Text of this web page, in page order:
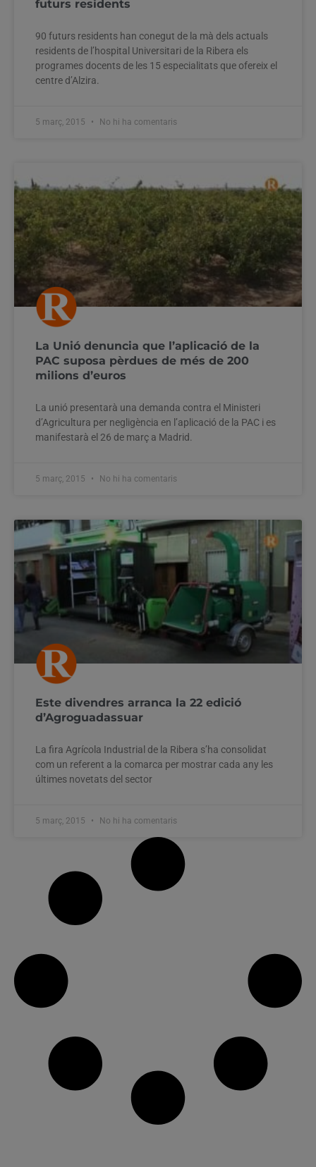
futurs residents
90 futurs residents han conegut de la mà dels actuals
residents de l’hospital Universitari de la Ribera els
programes docents de les 15 especialitats que ofereix el
centre d’Alzira.
5 març, 2015 No hi ha comentaris
La Unió denuncia que l’aplicació de la
PAC suposa pèrdues de més de 200
milions d’euros
La unió presentarà una demanda contra el Ministeri
d’Agricultura per negligència en l’aplicació de la PAC i es
manifestarà el 26 de març a Madrid.
5 març, 2015 No hi ha comentaris
Este divendres arranca la 22 edició
d’Agroguadassuar
La fira Agrícola Industrial de la Ribera s’ha consolidat
com un referent a la comarca per mostrar cada any les
últimes novetats del sector
5 març, 2015 No hi ha comentaris